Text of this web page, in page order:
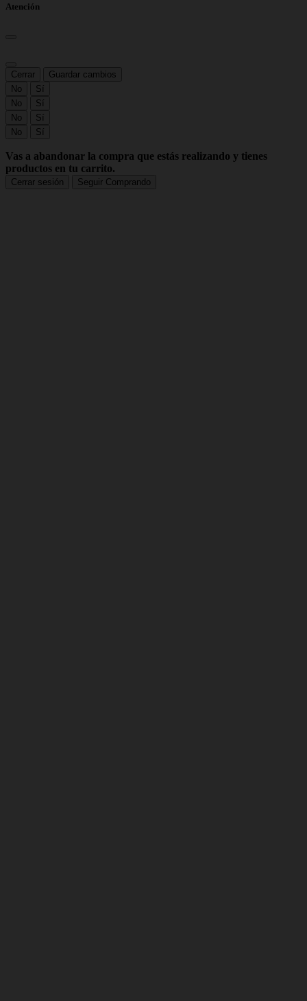
Atención
Cerrar
Guardar cambios
No
Sí
No
Sí
No
Sí
No
Sí
Vas a abandonar la compra que estás realizando y tienes
productos en tu carrito.
Cerrar sesión Seguir Comprando